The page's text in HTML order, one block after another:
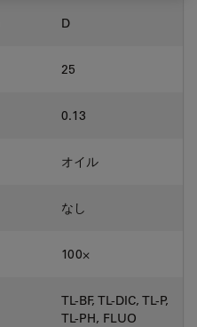
D
25
0.13
オイル
なし
100⨉
TL-BF, TL-DIC, TL-P,
TL-PH, FLUO